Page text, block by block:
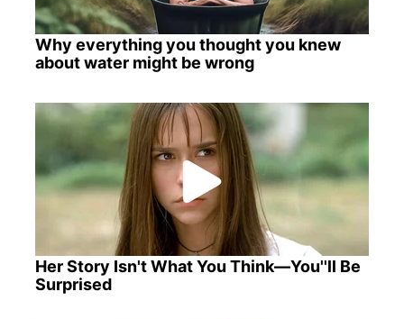
Why everything you thought you knew
about water might be wrong
Her Story Isn't What You Think—You''ll Be
Surprised